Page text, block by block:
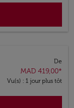
De
MAD 419,00*
Vu(s) : 1 jour plus tôt